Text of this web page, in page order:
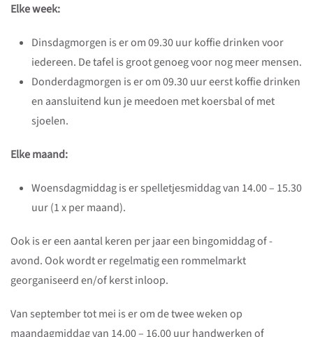
Elke week:
Dinsdagmorgen is er om 09.30 uur koffie drinken voor
iedereen. De tafel is groot genoeg voor nog meer mensen.
Donderdagmorgen is er om 09.30 uur eerst koffie drinken
en aansluitend kun je meedoen met koersbal of met
sjoelen.
Elke maand:
Woensdagmiddag is er spelletjesmiddag van 14.00 – 15.30
uur (1 x per maand).
Ook is er een aantal keren per jaar een bingomiddag of -
avond. Ook wordt er regelmatig een rommelmarkt
georganiseerd en/of kerst inloop.
Van september tot mei is er om de twee weken op
maandagmiddag van 14.00 – 16.00 uur handwerken of